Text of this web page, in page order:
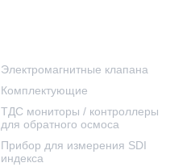
Электромагнитные клапана
Комплектующие
ТДС мониторы / контроллеры
для обратного осмоса
Прибор для измерения SDI
индекса